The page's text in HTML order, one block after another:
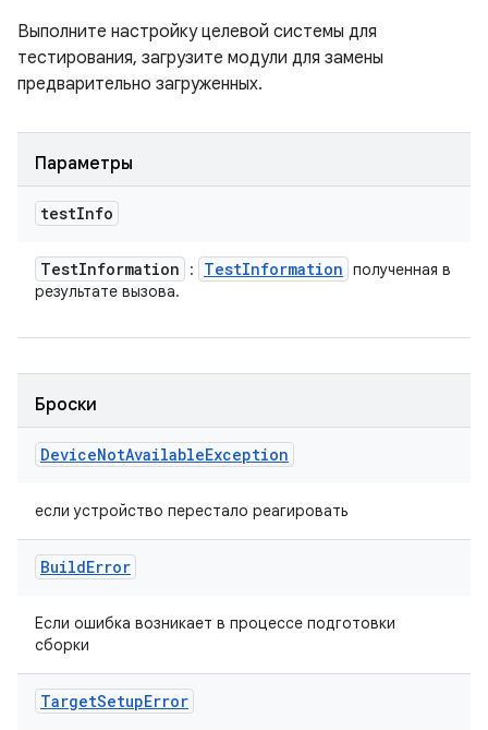
Выполните настройку целевой системы для
тестирования, загрузите модули для замены
предварительно загруженных.
Параметры
testInfo
TestInformation : TestInformation полученная в
результате вызова.
Броски
DeviceNotAvailableException
если устройство перестало реагировать
BuildError
Если ошибка возникает в процессе подготовки
сборки
TargetSetupError